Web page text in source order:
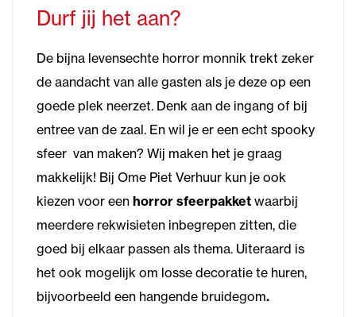
Durf jij het aan?
De bijna levensechte horror monnik trekt zeker
de aandacht van alle gasten als je deze op een
goede plek neerzet. Denk aan de ingang of bij
entree van de zaal. En wil je er een echt spooky
sfeer van maken? Wij maken het je graag
makkelijk! Bij Ome Piet Verhuur kun je ook
kiezen voor een horror sfeerpakket waarbij
meerdere rekwisieten inbegrepen zitten, die
goed bij elkaar passen als thema. Uiteraard is
het ook mogelijk om losse decoratie te huren,
bijvoorbeeld een hangende bruidegom.